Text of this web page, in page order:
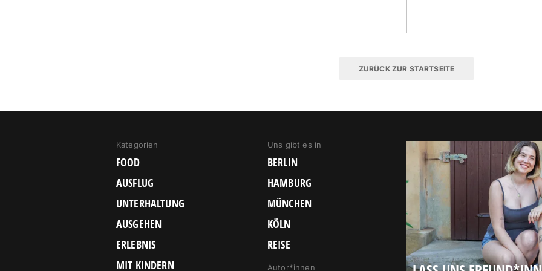
ZURÜCK ZUR STARTSEITE
Kategorien
FOOD
AUSFLUG
UNTERHALTUNG
AUSGEHEN
ERLEBNIS
MIT KINDERN
Uns gibt es in
BERLIN
HAMBURG
MÜNCHEN
KÖLN
REISE
Autor*innen